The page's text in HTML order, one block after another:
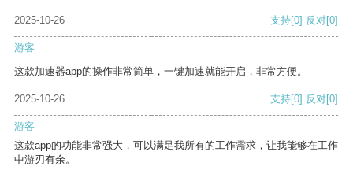
2025-10-26 支持[0] 反对[0]
游客
这款加速器app的操作非常简单，一键加速就能开启，非常方便。
2025-10-26 支持[0] 反对[0]
游客
这款app的功能非常强大，可以满足我所有的工作需求，让我能够在工作
中游刃有余。